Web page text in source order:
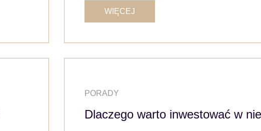
WIĘCEJ
PORADY
Dlaczego warto inwestować w